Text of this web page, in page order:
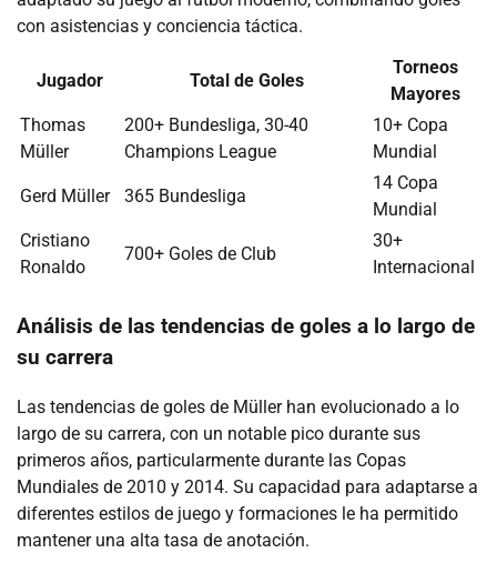
con asistencias y conciencia táctica.
Jugador Total de Goles
Torneos
Mayores
Thomas
Müller
200+ Bundesliga, 30-40
Champions League
10+ Copa
Mundial
Gerd Müller 365 Bundesliga
14 Copa
Mundial
Cristiano
Ronaldo
700+ Goles de Club
30+
Internacional
Análisis de las tendencias de goles a lo largo de
su carrera
Las tendencias de goles de Müller han evolucionado a lo
largo de su carrera, con un notable pico durante sus
primeros años, particularmente durante las Copas
Mundiales de 2010 y 2014. Su capacidad para adaptarse a
diferentes estilos de juego y formaciones le ha permitido
mantener una alta tasa de anotación.